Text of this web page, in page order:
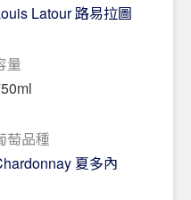
Latour 路易拉圖
量
萄品種
夏多內